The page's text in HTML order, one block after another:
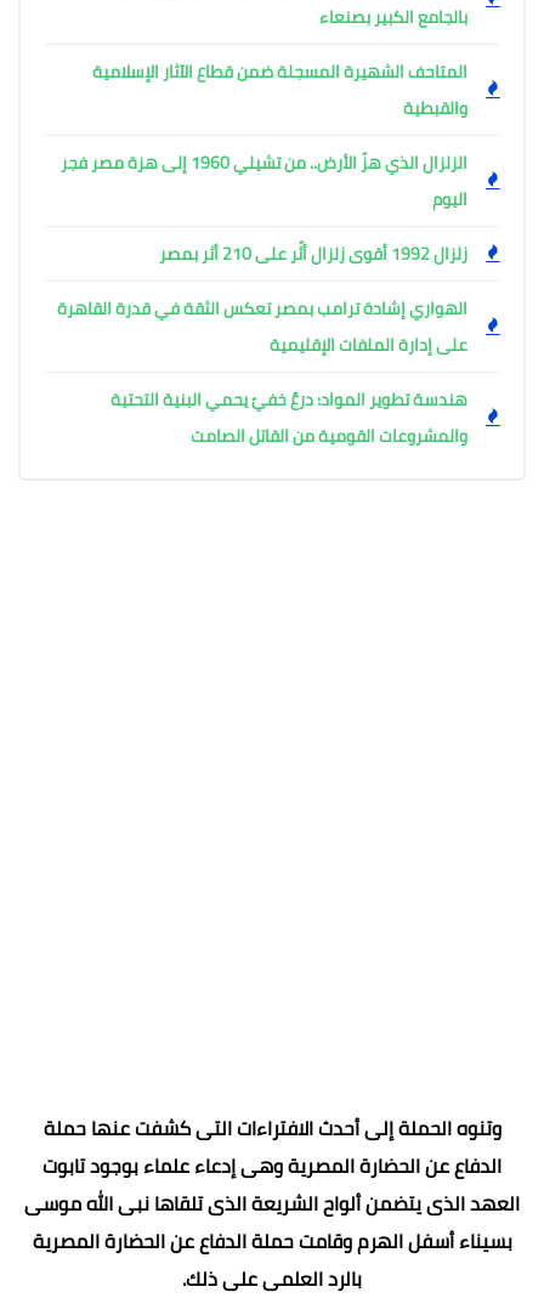
بالجامع الكبير بصنعاء
المتاحف الشهيرة المسجلة ضمن قطاع الآثار الإسلامية
والقبطية
الزلزال الذي هزّ الأرض.. من تشيلي 1960 إلى هزة مصر فجر
اليوم
زلزال 1992 أقوى زلزال أثّر على 210 أثر بمصر
الهواري إشادة ترامب بمصر تعكس الثقة في قدرة القاهرة
على إدارة الملفات الإقليمية
هندسة تطوير المواد: درعٌ خفيّ يحمي البنية التحتية
والمشروعات القومية من القاتل الصامت
وتنوه الحملة إلى أحدث الافتراءات التى كشفت عنها حملة
الدفاع عن الحضارة المصرية وهى إدعاء علماء بوجود تابوت
العهد الذى يتضمن ألواح الشريعة الذى تلقاها نبى الله موسى
بسيناء أسفل الهرم وقامت حملة الدفاع عن الحضارة المصرية
بالرد العلمى على ذلك.